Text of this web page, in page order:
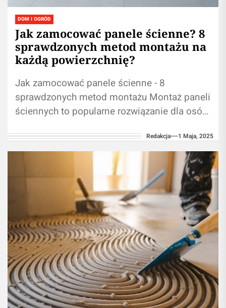
DOM I OGRÓD
Jak zamocować panele ścienne? 8
sprawdzonych metod montażu na
każdą powierzchnię?
Jak zamocować panele ścienne - 8
sprawdzonych metod montażu Montaż paneli
ściennych to popularne rozwiązanie dla osób
wygląd pomieszczeń. Prawidłowo...
Redakcja 1 Maja, 2025